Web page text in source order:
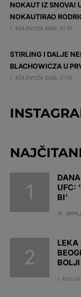
NOKAUT IZ SNOVA!
NOKAUTIRAO
1. KOLOVOZA 2026. 21:37
STIRLING I DALJE
BLACHOWICZA U
1. KOLOVOZA 2026. 21:10
UFC:
BI’
31.
LEKA
1.